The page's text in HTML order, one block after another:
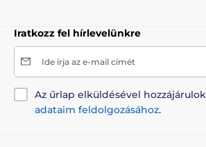
Iratkozz fel hírlevelünkre
Ide írja az e-mail címét
Az űrlap elküldésével hozzájárulok
adataim feldolgozásához.